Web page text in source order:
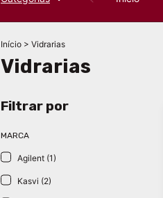
Início > Vidrarias
Vidrarias
Filtrar por
MARCA
Agilent (1)
Kasvi (2)